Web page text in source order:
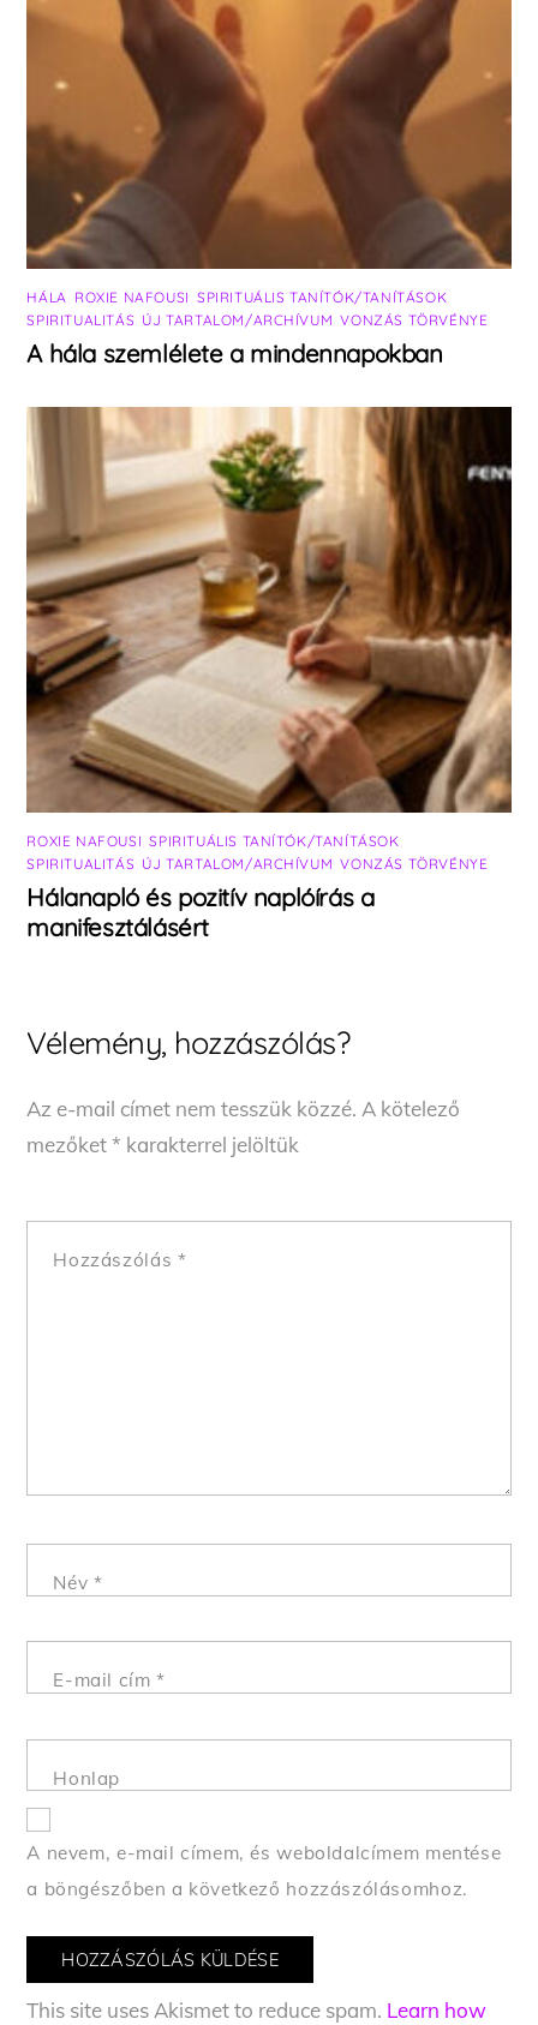
HÁLA ROXIE NAFOUSI SPIRITUÁLIS TANÍTÓK/TANÍTÁSOK
SPIRITUALITÁS ÚJ TARTALOM/ARCHÍVUM ,VONZÁS TÖRVÉNYE
A hála szemlélete a mindennapokban
ROXIE NAFOUSI ,SPIRITUÁLIS TANÍTÓK/TANÍTÁSOK
SPIRITUALITÁS ÚJ TARTALOM/ARCHÍVUM ,VONZÁS TÖRVÉNYE
Hálanapló és pozitív naplóírás a
manifesztálásért
Vélemény, hozzászólás?
Az e-mail címet nem tesszük közzé. A kötelező
mezőket* karakterrel jelöltük
Hozzászólás *
Név *
E-mail cím*
Honlap
A nevem, e-mail címem, és weboldalcímem mentése
a böngészőben a következő hozzászólásomhoz.
This site uses Akismet to reduce spam. Learn how